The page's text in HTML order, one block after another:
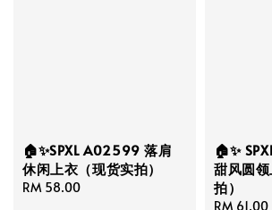
🏠✨SPXL A02599 落肩
休闲上衣（现货实拍）
Regular
RM 58.00
🏠✨
甜风圆
拍）
Regular
RM 61.00